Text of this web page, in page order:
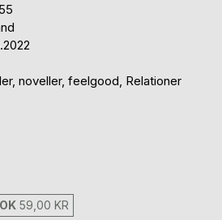
noveller, feelgood, Relationer
59,00 KR